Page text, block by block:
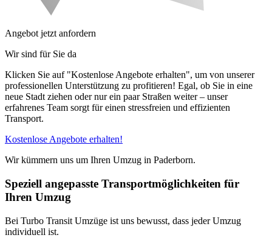
Angebot jetzt anfordern
Wir sind für Sie da
Klicken Sie auf "Kostenlose Angebote erhalten", um von unserer
professionellen Unterstützung zu profitieren! Egal, ob Sie in eine
neue Stadt ziehen oder nur ein paar Straßen weiter – unser
erfahrenes Team sorgt für einen stressfreien und effizienten
Transport.
Kostenlose Angebote erhalten!
Wir kümmern uns um Ihren Umzug in Paderborn.
Speziell angepasste Transportmöglichkeiten für
Ihren Umzug
Bei Turbo Transit Umzüge ist uns bewusst, dass jeder Umzug
individuell ist.